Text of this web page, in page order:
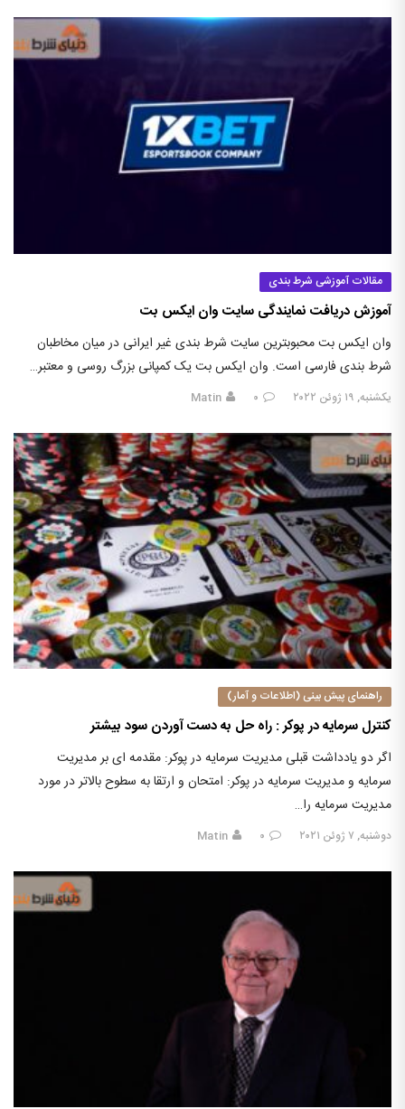
مقالات آموزشی شرط بندی
آموزش دریافت نمایندگی سایت وان ایکس بت
وان ایکس بت محبوبترین سایت شرط بندی غیر ایرانی در میان مخاطبان
شرط بندی فارسی است. وان ایکس بت یک کمپانی بزرگ روسی و معتبر…
یکشنبه, ۱۹ ژوئن ۲۰۲۲ ۰ Matin
راهنمای پیش بینی (اطلاعات و آمار)
کنترل سرمایه در پوکر : راه حل به دست آوردن سود بیشتر
اگر دو یادداشت قبلی مدیریت سرمایه در پوکر: مقدمه ای بر مدیریت
سرمایه و مدیریت سرمایه در پوکر: امتحان و ارتقا به سطوح بالاتر در مورد
مدیریت سرمایه را…
دوشنبه, ۷ ژوئن ۲۰۲۱ ۰ Matin